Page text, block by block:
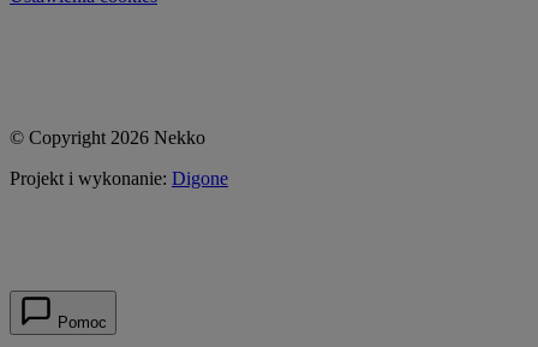
© Copyright 2026 Nekko
Projekt i wykonanie: Digone
Pomoc